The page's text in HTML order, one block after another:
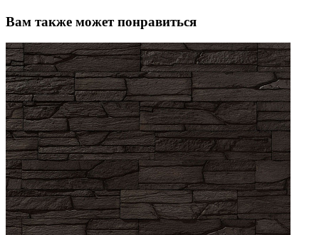
Вам также может понравиться